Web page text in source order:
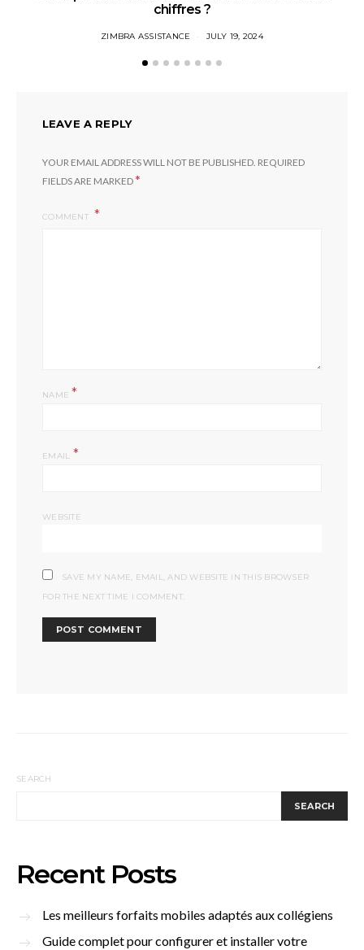
chiffres ?
ZIMBRA ASSISTANCE JULY 19, 2024
LEAVE A REPLY
YOUR EMAIL ADDRESS WILL NOT BE PUBLISHED. REQUIRED
FIELDS ARE MARKED*
COMMENT
NAME *
EMAIL *
WEBSITE
SAVE MY NAME, EMAIL, AND WEBSITE IN THIS BROWSER
FOR THE NEXT TIME I COMMENT.
SEARCH
SEARCH
Recent Posts
Les meilleurs forfaits mobiles adaptés aux collégiens
Guide complet pour configurer et installer votre